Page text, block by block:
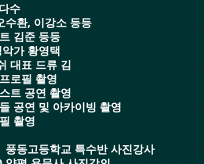
수
수환, 이강소 등등
김준 등등
가 황영택
대표 드류 김
로필 촬영
트 공연 촬영
공연 및 아카이빙 촬영
촬영
동고등학교 특수반 사진강사